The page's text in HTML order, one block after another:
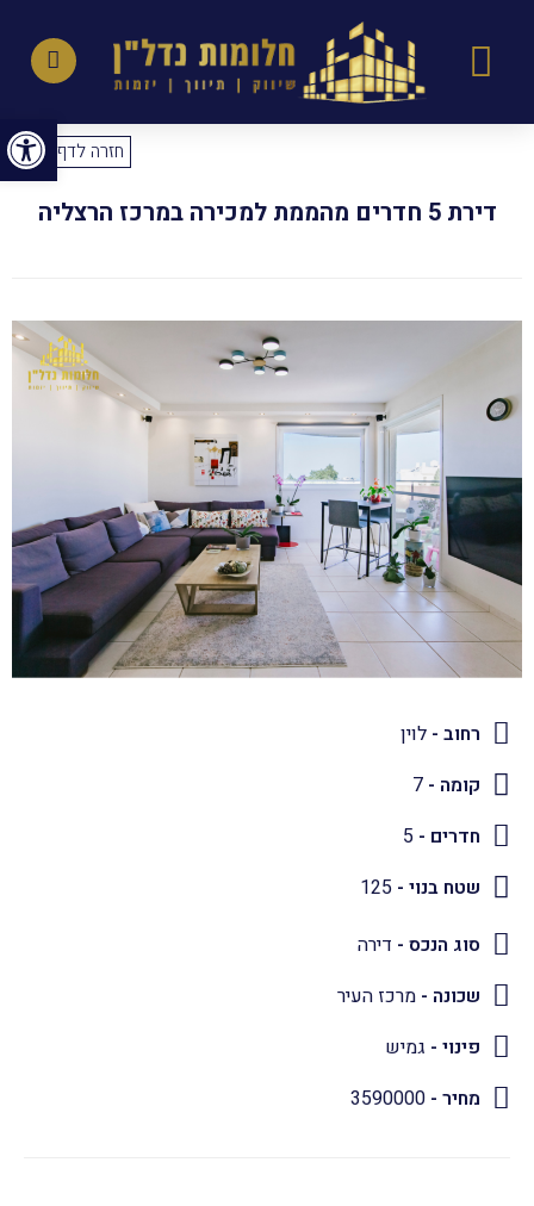
פתח סרגל נגישות
דירת 5 חדרים מהממת למכירה במרכז הרצליה
חזרה לדף הבית
רחוב - לוין
קומה - 7
חדרים - 5
שטח בנוי - 125
סוג הנכס - דירה
שכונה - מרכז העיר
פינוי - גמיש
מחיר - 3590000